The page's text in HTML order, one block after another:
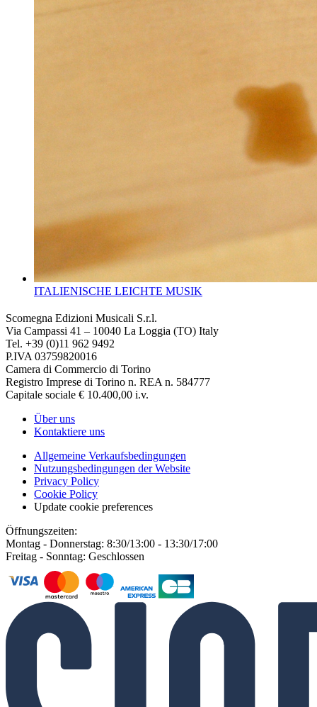
ITALIENISCHE LEICHTE MUSIK
Scomegna Edizioni Musicali S.r.l.
Via Campassi 41 – 10040 La Loggia (TO) Italy
Tel. +39 (0)11 962 9492
P.IVA 03759820016
Camera di Commercio di Torino
Registro Imprese di Torino n. REA n. 584777
Capitale sociale € 10.400,00 i.v.
Über uns
Kontaktiere uns
Allgemeine Verkaufsbedingungen
Nutzungsbedingungen der Website
Privacy Policy
Cookie Policy
Update cookie preferences
Öffnungszeiten:
Montag - Donnerstag: 8:30/13:00 - 13:30/17:00
Freitag - Sonntag: Geschlossen